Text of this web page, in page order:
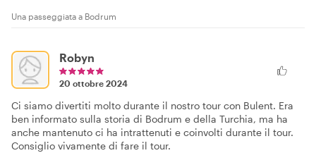
Una passeggiata a Bodrum
Robyn
20 ottobre 2024
Ci siamo divertiti molto durante il nostro tour con Bulent. Era
ben informato sulla storia di Bodrum e della Turchia, ma ha
anche mantenuto ci ha intrattenuti e coinvolti durante il tour.
Consiglio vivamente di fare il tour.